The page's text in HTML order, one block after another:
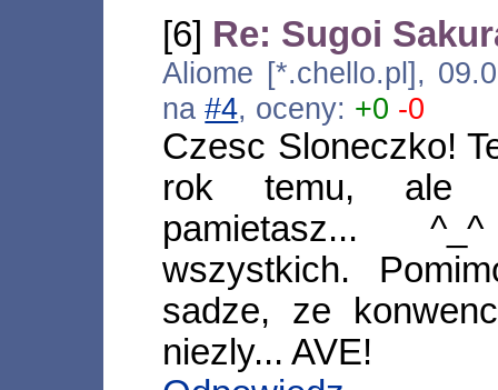
[6] Re: Sugoi
Aliome [*.chello.pl],
na#4, oceny: +0 -0
Czesc Sloneczko!
rok temu, ale
pamietasz...
wszystkich.
sadze, ze
niezly... AVE!